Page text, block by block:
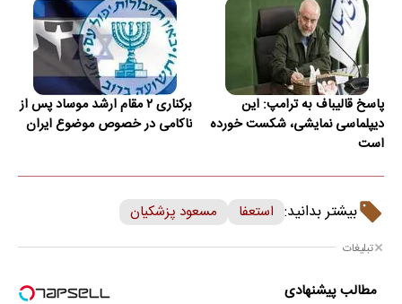
پاسخ قالیباف به ترامپ: این
دیپلماسی نمایشی، شکست خورده
است
برکناری ۲ مقام ارشد موساد پس از
ناکامی در خصوص موضوع ایران
بیشتر بدانید: استعفا مسعود پزشکیان
تبلیغات
مطالب پیشنهادی